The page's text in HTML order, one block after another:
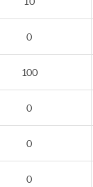
0
100
0
0
0